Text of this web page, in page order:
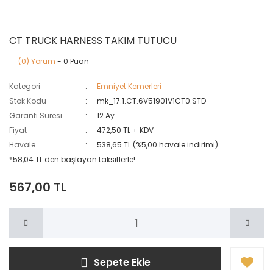
CT TRUCK HARNESS TAKIM TUTUCU
(0) Yorum - 0 Puan
Kategori
Emniyet Kemerleri
Stok Kodu
mk_17.1.CT.6V51901V1CT0.STD
Garanti Süresi
12 Ay
Fiyat
472,50 TL + KDV
Havale
538,65 TL (%5,00 havale indirimi)
*58,04 TL den başlayan taksitlerle!
567,00 TL
Sepete Ekle